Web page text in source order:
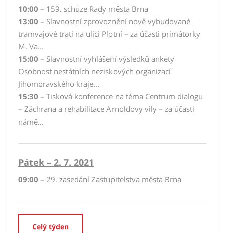
10:00 – 159. schůze Rady města Brna
13:00 – Slavnostní zprovoznění nově vybudované
tramvajové trati na ulici Plotní – za účasti primátorky
M. Va...
15:00 – Slavnostní vyhlášení výsledků ankety
Osobnost nestátních neziskových organizací
Jihomoravského kraje...
15:30 – Tisková konference na téma Centrum dialogu
– Záchrana a rehabilitace Arnoldovy vily – za účasti
námě...
Pátek – 2. 7. 2021
09:00 – 29. zasedání Zastupitelstva města Brna
Celý týden